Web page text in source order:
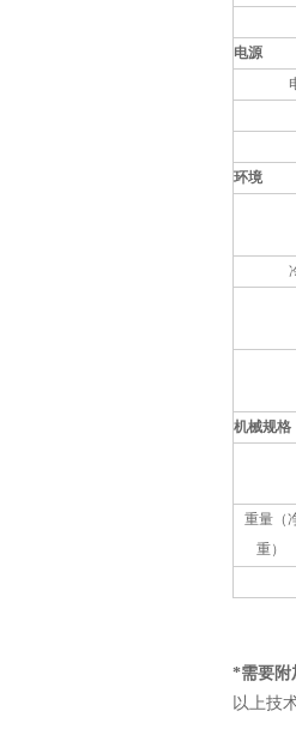
电源
环境
机械规格
重量（
重）
*需要附
以上技